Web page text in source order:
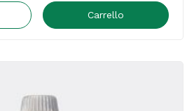
olio
20
Carrello